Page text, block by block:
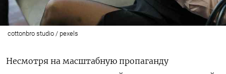
cottonbro studio / pexels
Несмотря на масштабную пропаганду